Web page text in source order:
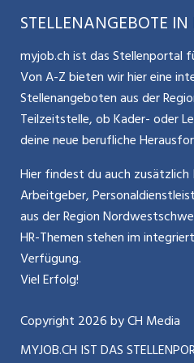
Glossar
Kontakt
Impressum
Bewerber-Cockpit
Mitarbeiter 50+ / Pensionierung
Karriere allgemein
Führung
Bewerbung / Neuorientierung
Aktionen / News
Aargauerzeitung.ch
CH Media
ostjob.ch
zentraljob.ch
jobbasel.ch
jobbern.ch
jobmittelland.ch
jobzüri.ch
schaffu.ch (VS)
ajourjob.ch
STELLENANGEBOTE IN
myjob.ch ist das Stellenportal
Von A-Z bieten wir hier eine
Stellenangeboten aus der
Teilzeitstelle, ob Kader- oder
deine neue berufliche
Hier findest du auch
Arbeitgeber,
aus der Region
HR-Themen stehen im
Verfügung.
Viel Erfolg!
Copyright 2026by CH Media
MYJOB.CH IST DAS